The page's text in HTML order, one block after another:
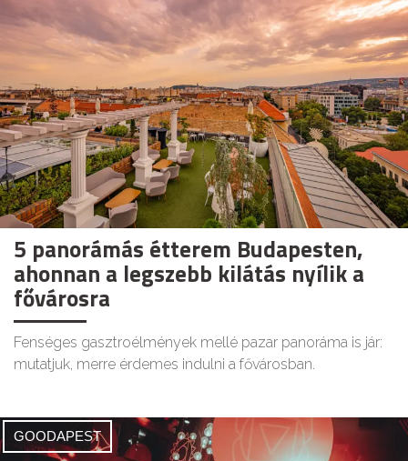
5 panorámás étterem Budapesten,
ahonnan a legszebb kilátás nyílik a
fővárosra
Fenséges gasztroélmények mellé pazar panoráma is jár:
mutatjuk, merre érdemes indulni a fővárosban.
GOODAPEST